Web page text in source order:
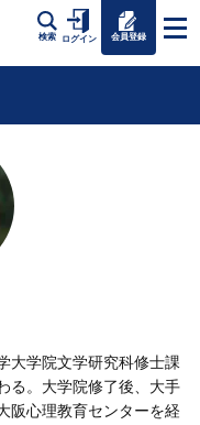
検索 ログイン 会員登録
大学院文学研究科修士課
る。大学院修了後、大手
阪心理教育センターを経